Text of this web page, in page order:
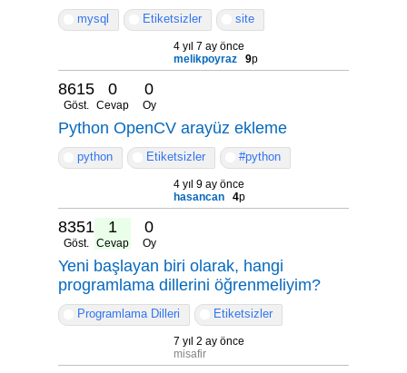
mysql Etiketsizler site
4 yıl 7 ay önce
melikpoyraz
9p
8615
Göst.
0
Cevap
0
Oy
Python OpenCV arayüz ekleme
python Etiketsizler #python
4 yıl 9 ay önce
hasancan
4p
8351
Göst.
1
Cevap
0
Oy
Yeni başlayan biri olarak, hangi
programlama dillerini öğrenmeliyim?
Programlama Dilleri Etiketsizler
7 yıl 2 ay önce
misafir